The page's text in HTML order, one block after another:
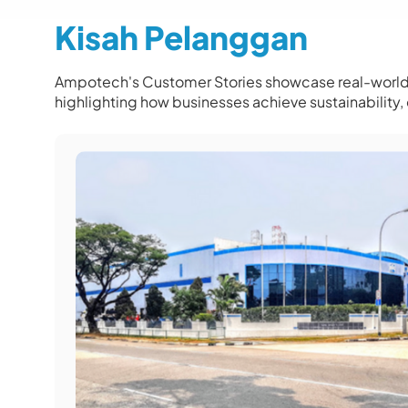
Kisah Pelanggan
Ampotech's Customer Stories showcase real-
highlighting how businesses achieve